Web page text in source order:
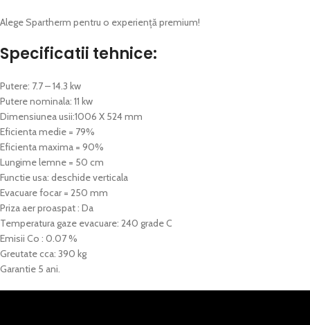
Alege Spartherm pentru o experiență premium!
Specificatii tehnice:
Putere: 7.7 – 14.3 kw
Putere nominala: 11 kw
Dimensiunea usii:1006 X 524 mm
Eficienta medie = 79%
Eficienta maxima = 90%
Lungime lemne = 50 cm
Functie usa: deschide verticala
Evacuare focar = 250 mm
Priza aer proaspat : Da
Temperatura gaze evacuare: 240 grade C
Emisii Co : 0.07 %
Greutate cca: 390 kg
Garantie 5 ani.